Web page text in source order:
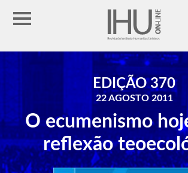
EDIÇÃO 370
22 AGOSTO 2011
O ecumenismo
reflexão